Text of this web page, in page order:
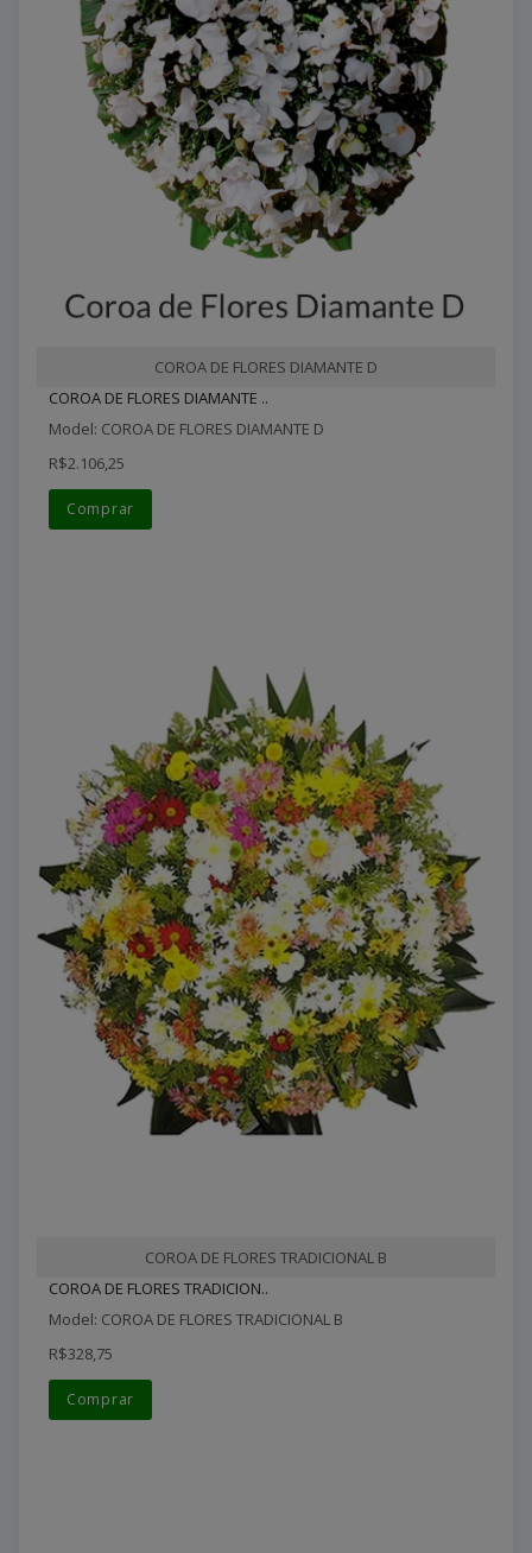
COROA DE FLORES DIAMANTE D
COROA DE FLORES DIAMANTE ..
Model: COROA DE FLORES DIAMANTE D
R$2.106,25
Comprar
COROA DE FLORES TRADICIONAL B
COROA DE FLORES TRADICION..
Model: COROA DE FLORES TRADICIONAL B
R$328,75
Comprar